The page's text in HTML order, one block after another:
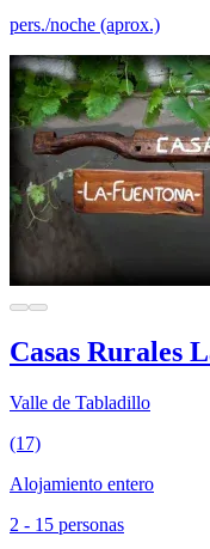
pers./noche (aprox.)
Casas Rurales
Valle de Tabladillo
(17)
Alojamiento entero
2 - 15 personas